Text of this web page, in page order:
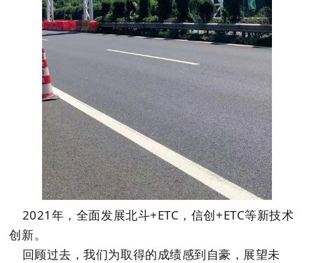
2021年，全面发展北斗+ETC，信创+ETC等新技术
创新。
回顾过去，我们为取得的成绩感到自豪，展望未